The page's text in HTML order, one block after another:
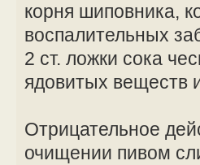
корня шиповника,
воспалительных
2 ст. ложки сока
ядовитых веществ
Отрицательное
очищении пивом